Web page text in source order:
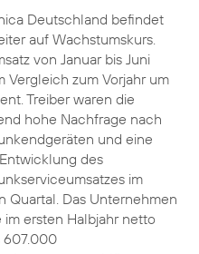
Deutschland befindet
auf Wachstumskurs.
von Januar bis Juni
Vergleich zum Vorjahr um
Treiber waren die
hohe Nachfrage nach
und eine
des
im
Quartal. Das Unternehmen
im ersten Halbjahr netto
607.000